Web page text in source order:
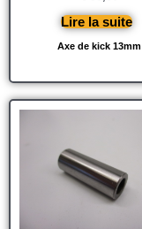
Axe de kick 13mm
Lire la suite